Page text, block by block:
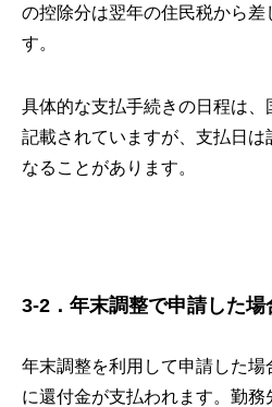
の控除分は翌年の住民税から差
す。
具体的な支払手続きの日程は、
記載されていますが、支払日は
なることがあります。
3-2．年末調整で申請した場
年末調整を利用して申請した
に還付金が支払われます。勤務